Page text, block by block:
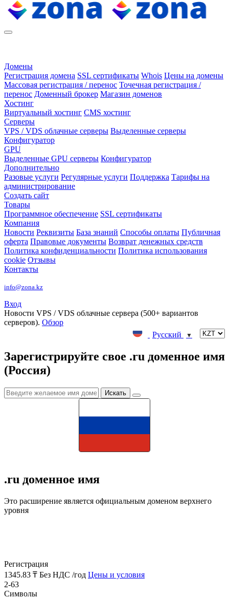
Домены
Регистрация домена SSL сертификаты Whois Цены на домены
Массовая регистрация / перенос Точечная регистрация /
перенос Доменный брокер Магазин доменов
Хостинг
Виртуальный хостинг CMS хостинг
Серверы
VPS / VDS облачные серверы Выделенные серверы
Конфигуратор
GPU
Выделенные GPU серверы Конфигуратор
Дополнительно
Разовые услуги Регулярные услуги Поддержка Тарифы на
администрирование
Создать сайт
Товары
Программное обеспечение SSL сертификаты
Компания
Новости Реквизиты База знаний Способы оплаты Публичная
оферта Правовые документы Возврат денежных средств
Политика конфиденциальности Политика использования
cookie Отзывы
Контакты
info@zona.kz
Вход
Новости VPS / VDS облачные сервера (500+ вариантов
серверов). Обзор
Русский
▼
Зарегистрируйте свое .ru доменное имя
(Россия)
.ru доменное имя
Это расширение является официальным доменом верхнего
уровня
Регистрация
1345.83 ₸ Без НДС /год Цены и условия
2-63
Символы